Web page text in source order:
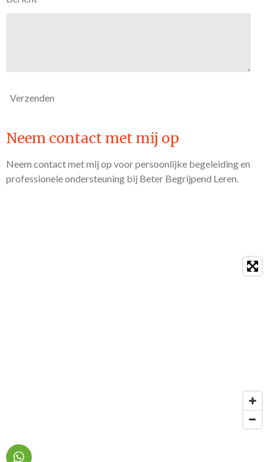
Verzenden
Neem contact met mij op
Neem contact met mij op voor persoonlijke begeleiding en
professionele ondersteuning bij Beter Begrijpend Leren.